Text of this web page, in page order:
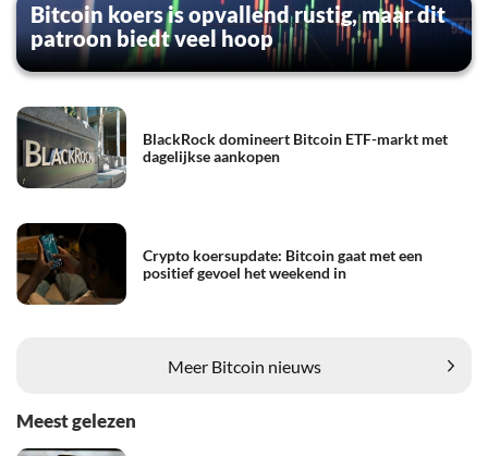
Bitcoin koers is opvallend rustig, maar dit
patroon biedt veel hoop
BlackRock domineert Bitcoin ETF-markt met
dagelijkse aankopen
Crypto koersupdate: Bitcoin gaat met een
positief gevoel het weekend in
Meer Bitcoin nieuws
Meest gelezen